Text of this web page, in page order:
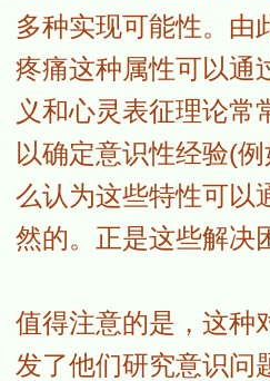
多种实现可能性。由
疼痛这种属性可以通
义和心灵表征理论常
以确定意识性经验(
么认为这些特性可以
然的。正是这些解决
值得注意的是，这种
发了他们研究意识问